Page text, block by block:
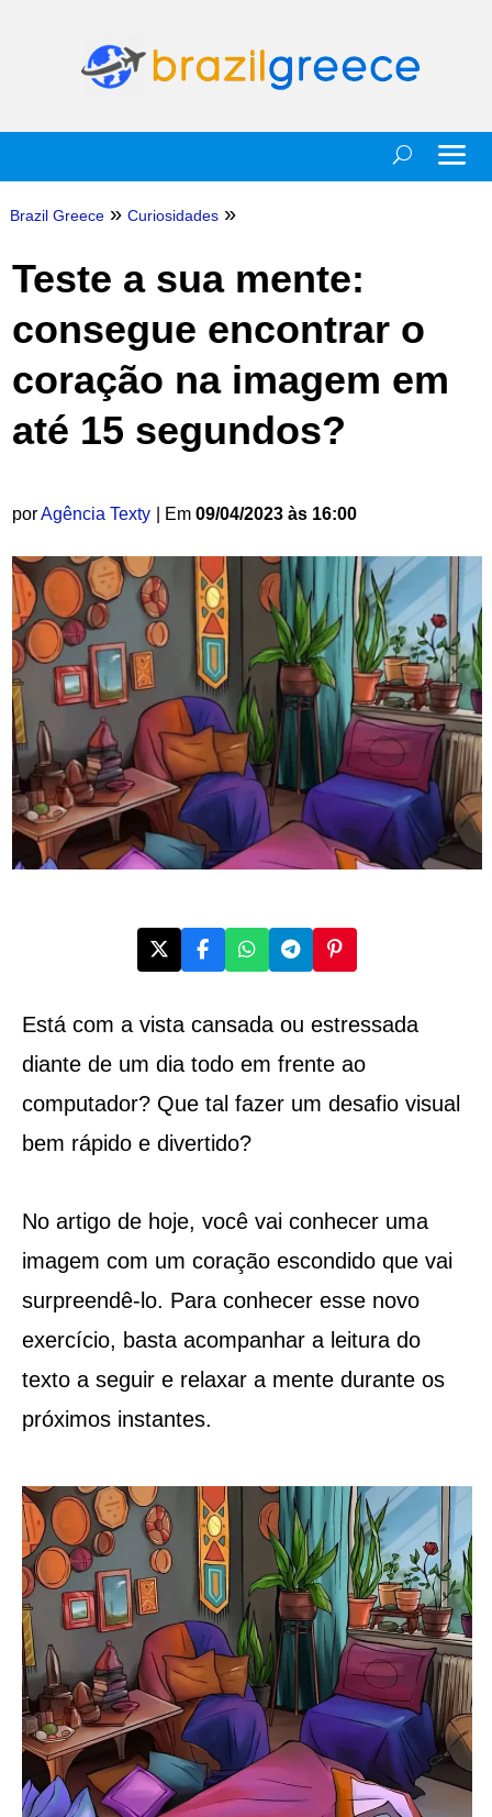
Brazil Greece » Curiosidades »
Teste a sua mente:
consegue encontrar o
coração na imagem em
até 15 segundos?
porAgência Texty | Em 09/04/2023 às 16:00
Está com a vista cansada ou estressada
diante de um dia todo em frente ao
computador? Que tal fazer um desafio visual
bem rápido e divertido?
No artigo de hoje, você vai conhecer uma
imagem com um coração escondido que vai
surpreendê-lo. Para conhecer esse novo
exercício, basta acompanhar a leitura do
texto a seguir e relaxar a mente durante os
próximos instantes.